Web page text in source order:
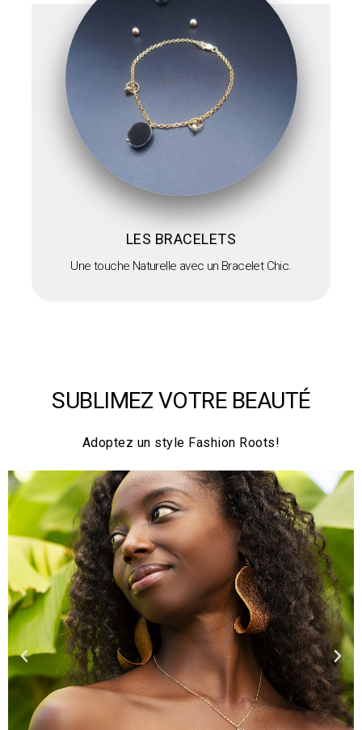
LES BRACELETS
Une touche Naturelle avec un Bracelet Chic.
SUBLIMEZ VOTRE BEAUTÉ
Adoptez un style Fashion Roots!
P
r
S
u
i
v